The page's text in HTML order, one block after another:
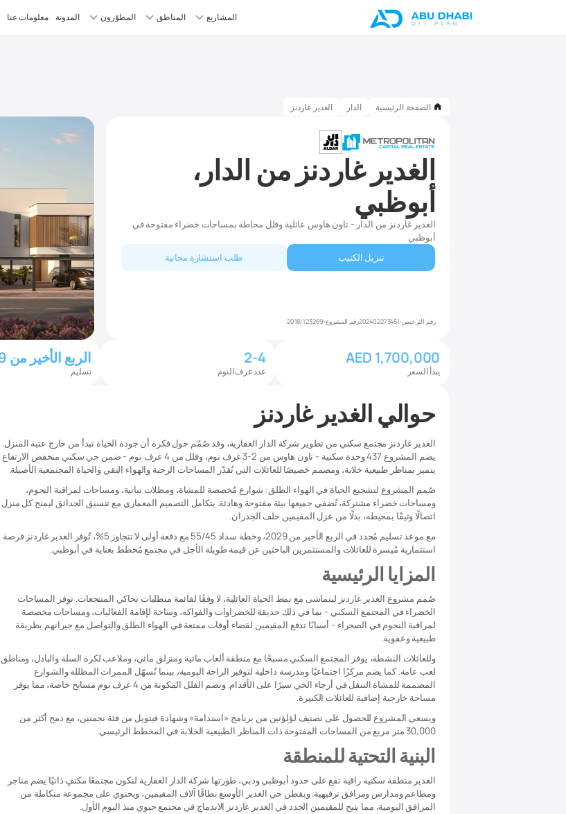
المشاريع المناطق المطوّرون المدونة معلومات عنا
الصفحة الرئيسية الدار الغدير غاردنز
الغدير غاردنز من الدار،
أبوظبي
الغدير غاردنز من الدار - تاون هاوس عائلية وفلل محاطة بمساحات خضراء مفتوحة في
أبوظبي
تنزيل الكتيب
طلب استشارة مجانية
رقم الترخيص:202402273451رقم المشروع:2018/123269
AED 1,700,000
يبدأ السعر
2-4
عدد غرف النوم
الربع الأخير من 2029
تسليم
حوالي الغدير غاردنز
الغدير غاردنز مجتمع سكني من تطوير شركة الدار العقارية، وقد صُمّم حول فكرة أن جودة الحياة تبدأ من خارج عتبة المنزل.
يضم المشروع 437 وحدة سكنية - تاون هاوس من 2-3 غرف نوم، وفلل من 4 غرف نوم - ضمن حي سكني منخفض الارتفاع
يتميز بمناظر طبيعية خلابة، ومصمم خصيصًا للعائلات التي تُقدّر المساحات الرحبة والهواء النقي والحياة المجتمعية الأصيلة.
صُمم المشروع لتشجيع الحياة في الهواء الطلق: شوارع مُخصصة للمشاة، ومظلات نباتية، ومساحات لمراقبة النجوم،
ومساحات خضراء مشتركة، تُضفي جميعها بيئة مفتوحة وهادئة. يتكامل التصميم المعماري مع تنسيق الحدائق ليمنح كل منزل
اتصالًا وثيقًا بمحيطه، بدلًا من عزل المقيمين خلف الجدران.
مع موعد تسليم مُحدد في الربع الأخير من 2029، وخطة سداد 55/45 مع دفعة أولى لا تتجاوز 5%، تُوفر الغدير غاردنز فرصة
استثمارية مُيسرة للعائلات والمستثمرين الباحثين عن قيمة طويلة الأجل في مجتمع مُخطط بعناية في أبوظبي.
المزايا الرئيسية
صُمم مشروع الغدير غاردنز ليتماشى مع نمط الحياة العائلية، لا وفقًا لقائمة متطلبات تحاكي المنتجعات. توفر المساحات
الخضراء في المجتمع السكني - بما في ذلك حديقة للخضراوات والفواكه، وساحة لإقامة الفعاليات، ومساحات مخصصة
لمراقبة النجوم في الصحراء - أسبابًا تدفع المقيمين لقضاء أوقات ممتعة في الهواء الطلق والتواصل مع جيرانهم بطريقة
طبيعية وعفوية.
وللعائلات النشطة، يوفر المجتمع السكني مسبحًا مع منطقة ألعاب مائية ومنزلق مائي، وملاعب لكرة السلة والبادل، ومناطق
لعب عامة. كما يضم مركزًا اجتماعيًا ومدرسة داخلية لتوفير الراحة اليومية، بينما تُسهّل الممرات المظللة والشوارع
المصممة للمشاة التنقل في أرجاء الحي سيرًا على الأقدام. وتضم الفلل المكونة من 4 غرف نوم مسابح خاصة، مما يوفر
مساحة خارجية إضافية للعائلات الكبيرة.
ويسعى المشروع للحصول على تصنيف لؤلؤتين من برنامج «استدامة» وشهادة فيتويل من فئة نجمتين، مع دمج أكثر من
30,000 متر مربع من المساحات المفتوحة ذات المناظر الطبيعية الخلابة في المخطط الرئيسي.
البنية التحتية للمنطقة
الغدير منطقة سكنية راقية تقع على حدود أبوظبي ودبي، طورتها شركة الدار العقارية لتكون مجتمعًا مكتفٍ ذاتيًا يضم متاجر
ومطاعم ومدارس ومرافق ترفيهية. ويقطن حي الغدير الأوسع نطاقًا آلاف المقيمين، ويحتوي على مجموعة متكاملة من
المرافق اليومية، مما يتيح للمقيمين الجدد في الغدير غاردنز الاندماج في مجتمع حيوي منذ اليوم الأول.